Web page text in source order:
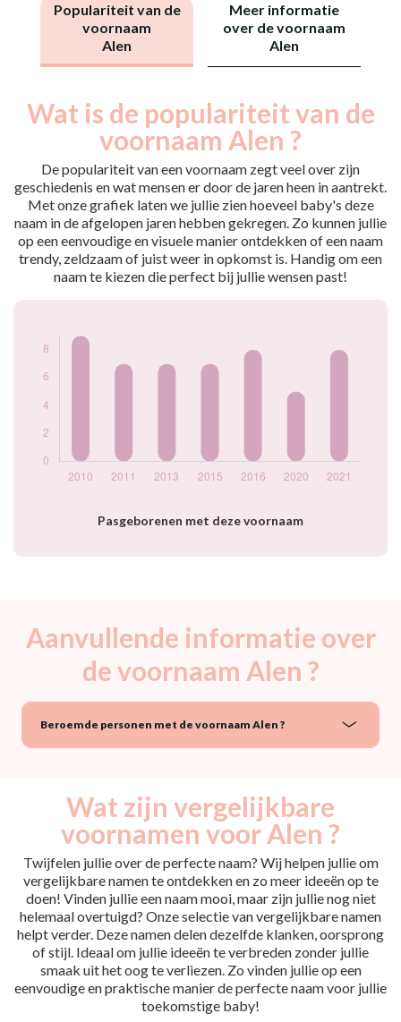
Populariteit van de
voornaam
Alen
Meer informatie
over de voornaam
Alen
Wat is de populariteit van de
voornaam Alen ?
De populariteit van een voornaam zegt veel over zijn
geschiedenis en wat mensen er door de jaren heen in aantrekt.
Met onze grafiek laten we jullie zien hoeveel baby's deze
naam in de afgelopen jaren hebben gekregen. Zo kunnen jullie
op een eenvoudige en visuele manier ontdekken of een naam
trendy, zeldzaam of juist weer in opkomst is. Handig om een
naam te kiezen die perfect bij jullie wensen past!
Pasgeborenen met deze voornaam
Année
Nouveaux-
nés
2011
7
2013
7
2015
7
2016
8
2020
5
2021
8
Aanvullende informatie over
de voornaam Alen ?
Beroemde personen met de voornaam Alen ?
Wat zijn vergelijkbare
voornamen voor Alen ?
Twijfelen jullie over de perfecte naam? Wij helpen jullie om
vergelijkbare namen te ontdekken en zo meer ideeën op te
doen! Vinden jullie een naam mooi, maar zijn jullie nog niet
helemaal overtuigd? Onze selectie van vergelijkbare namen
helpt verder. Deze namen delen dezelfde klanken, oorsprong
of stijl. Ideaal om jullie ideeën te verbreden zonder jullie
smaak uit het oog te verliezen. Zo vinden jullie op een
eenvoudige en praktische manier de perfecte naam voor jullie
toekomstige baby!